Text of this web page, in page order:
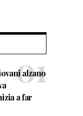
alzano
a far